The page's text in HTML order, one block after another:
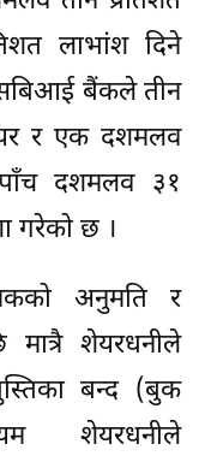
लाभांश दिने
बैंकले तीन
र एक दशमलव
दशमलव ३१
गरेको छ ।
अनुमति र
मात्रै शेयरधनीले
बन्द (बुक
शेयरधनीले